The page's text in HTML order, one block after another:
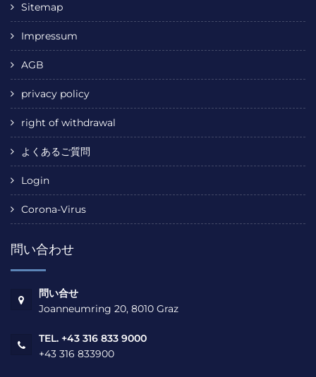
Sitemap
Impressum
AGB
privacy policy
right of withdrawal
よくあるご質問
Login
Corona-Virus
問い合わせ
問い合せ
Joanneumring 20, 8010 Graz
TEL. +43 316 833 9000
+43 316 833900